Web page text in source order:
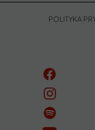
POLITYKA